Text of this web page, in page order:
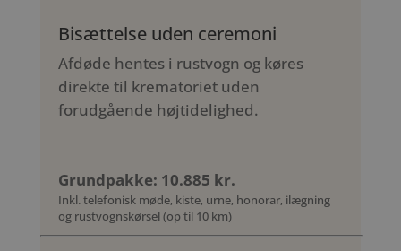
Bisættelse uden ceremoni
Afdøde hentes i rustvogn og køres
direkte til krematoriet uden
forudgående højtidelighed.
Grundpakke: 10.885 kr.
Inkl. telefonisk møde, kiste, urne, honorar, ilægning
og rustvognskørsel (op til 10 km)